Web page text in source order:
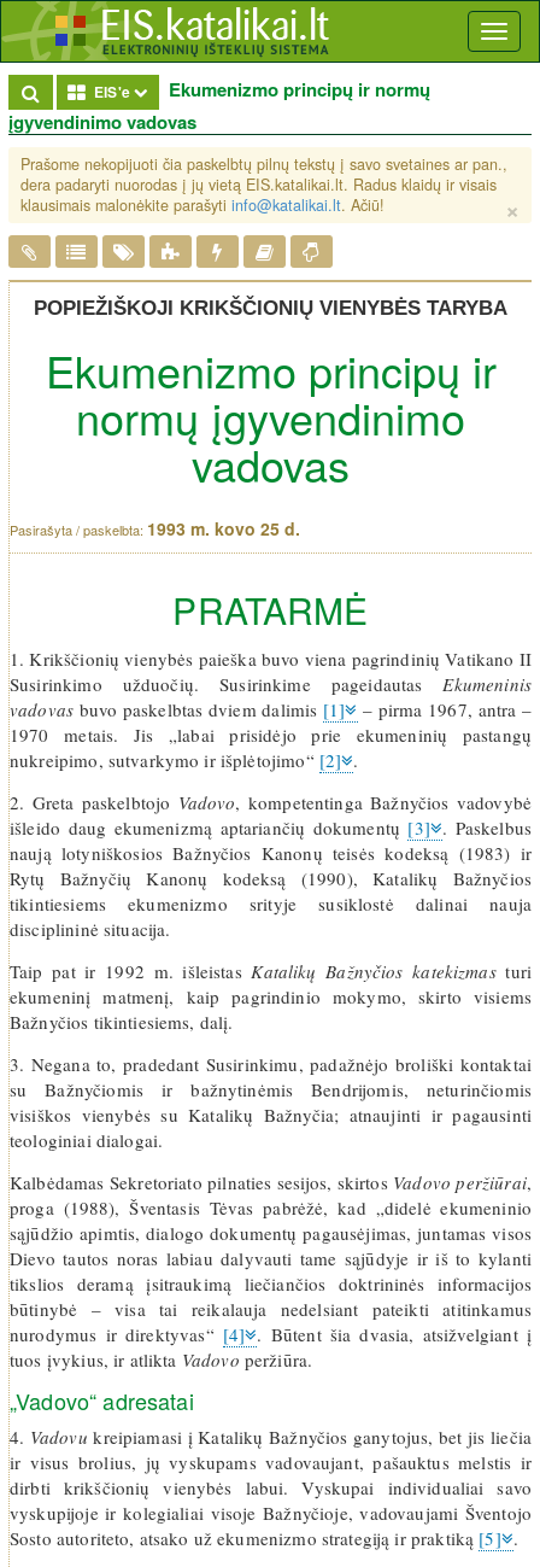
EIS'e Toggle Dropdown
Ekumenizmo principų ir normų
įgyvendinimo vadovas
Prašome nekopijuoti čia paskelbtų pilnų tekstų į savo svetaines ar pan.,
dera padaryti nuorodas į jų vietą EIS.katalikai.lt. Radus klaidų ir visais
klausimais malonėkite parašyti info@katalikai.lt. Ačiū! ×
POPIEŽIŠKOJI KRIKŠČIONIŲ VIENYBĖS TARYBA
Ekumenizmo principų ir
normų įgyvendinimo
vadovas
1993 m. kovo 25 d.
PRATARMĖ
1. Krikščionių vienybės paieška buvo viena pagrindinių Vatikano II
Susirinkimo užduočių. Susirinkime pageidautasEkumeninis
vadovas buvo paskelbtas dviem dalimis [1]
– pirma 1967, antra –
1970 metais. Jis „labai prisidėjo prie ekumeninių pastangų
nukreipimo, sutvarkymo ir išplėtojimo“ [2] .
2. Greta paskelbtojo Vadovo, kompetentinga Bažnyčios vadovybė
išleido daug ekumenizmą aptariančių dokumentų [3] . Paskelbus
naują lotyniškosios Bažnyčios Kanonų teisės kodeksą (1983) ir
Rytų Bažnyčių Kanonų kodeksą (1990), Katalikų Bažnyčios
tikintiesiems ekumenizmo srityje susiklostė dalinai nauja
disciplininė situacija.
Taip pat ir 1992 m. išleistasKatalikų Bažnyčios katekizmasturi
ekumeninį matmenį, kaip pagrindinio mokymo, skirto visiems
Bažnyčios tikintiesiems, dalį.
3. Negana to, pradedant Susirinkimu, padažnėjo broliški kontaktai
su Bažnyčiomis ir bažnytinėmis Bendrijomis, neturinčiomis
visiškos vienybės su Katalikų Bažnyčia; atnaujinti ir pagausinti
teologiniai dialogai.
Kalbėdamas Sekretoriato pilnaties sesijos, skirtos Vadovo peržiūrai,
proga (1988), Šventasis Tėvas pabrėžė, kad „didelė ekumeninio
sąjūdžio apimtis, dialogo dokumentų pagausėjimas, juntamas visos
Dievo tautos noras labiau dalyvauti tame sąjūdyje ir iš to kylanti
tikslios deramą įsitraukimą liečiančios doktrininės informacijos
būtinybė – visa tai reikalauja nedelsiant pateikti atitinkamus
nurodymus ir direktyvas“ [4] . Būtent šia dvasia, atsižvelgiant į
tuos įvykius, ir atlikta Vadovo peržiūra.
„Vadovo“ adresatai
4. Vadovu kreipiamasi į Katalikų Bažnyčios ganytojus, bet jis liečia
ir visus brolius, jų vyskupams vadovaujant, pašauktus melstis ir
dirbti krikščionių vienybės labui. Vyskupai individualiai savo
vyskupijoje ir kolegialiai visoje Bažnyčioje, vadovaujami Šventojo
Sosto autoriteto, atsako už ekumenizmo strategiją ir praktiką [5] .